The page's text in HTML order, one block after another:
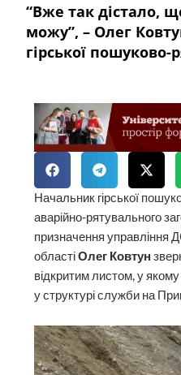
“Вже так дістало,
можу”, – Олег
гірської пошуково-
Начальник гірської
аварійно-рятувального
призначення управління
областіОлег Ковтун
відкритим листом, у
у структурі служби на